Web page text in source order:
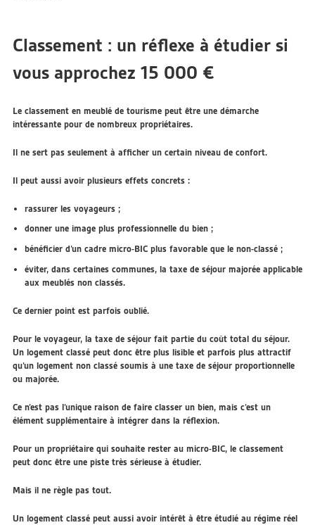
Classement : un réflexe à étudier si
vous approchez 15 000 €
Le classement en meublé de tourisme peut être une démarche
intéressante pour de nombreux propriétaires.
Il ne sert pas seulement à afficher un certain niveau de confort.
Il peut aussi avoir plusieurs effets concrets :
rassurer les voyageurs ;
donner une image plus professionnelle du bien ;
bénéficier d’un cadre micro-BIC plus favorable que le non-classé ;
éviter, dans certaines communes, la taxe de séjour majorée applicable
aux meublés non classés.
Ce dernier point est parfois oublié.
Pour le voyageur, la taxe de séjour fait partie du coût total du séjour.
Un logement classé peut donc être plus lisible et parfois plus attractif
qu’un logement non classé soumis à une taxe de séjour proportionnelle
ou majorée.
Ce n’est pas l’unique raison de faire classer un bien, mais c’est un
élément supplémentaire à intégrer dans la réflexion.
Pour un propriétaire qui souhaite rester au micro-BIC, le classement
peut donc être une piste très sérieuse à étudier.
Mais il ne règle pas tout.
Un logement classé peut aussi avoir intérêt à être étudié au régime réel